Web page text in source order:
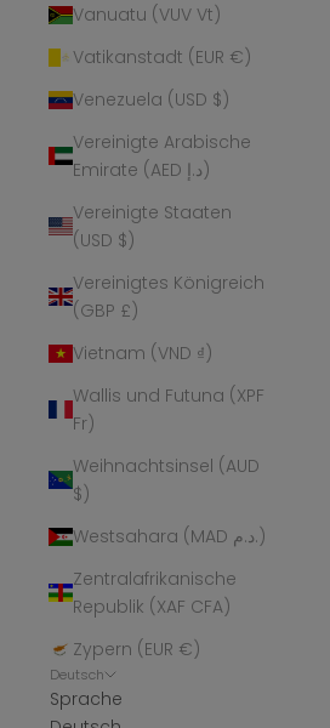
Vanuatu (VUV Vt)
Vatikanstadt (EUR €)
Venezuela (USD $)
Vereinigte Arabische
Emirate (AED د.إ)
Vereinigte Staaten
(USD $)
Vereinigtes Königreich
(GBP £)
Vietnam (VND ₫)
Wallis und Futuna (XPF
Fr)
Weihnachtsinsel (AUD
$)
Westsahara (MAD د.م.)
Zentralafrikanische
Republik (XAF CFA)
Zypern (EUR €)
Deutsch
Sprache